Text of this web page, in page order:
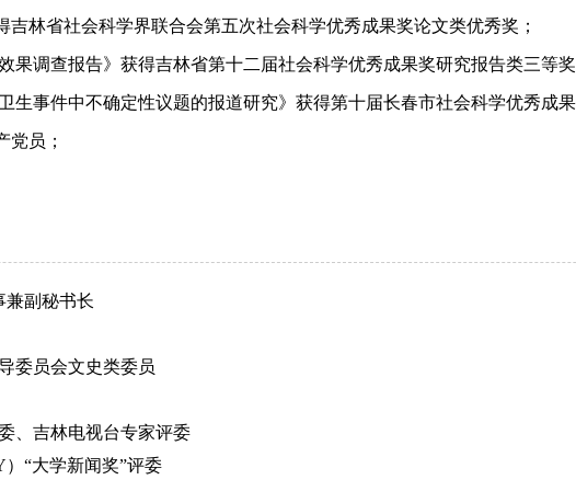
吉林省社会科学界联合会第五次社会科学优秀成果奖论文类优秀奖；
果调查报告》获得吉林省第十二届社会科学优秀成果奖研究报告类三等奖
生事件中不确定性议题的报道研究》获得第十届长春市社会科学优秀成
党员；
兼副秘书长
委员会文史类委员
、吉林电视台专家评委
“大学新闻奖”评委